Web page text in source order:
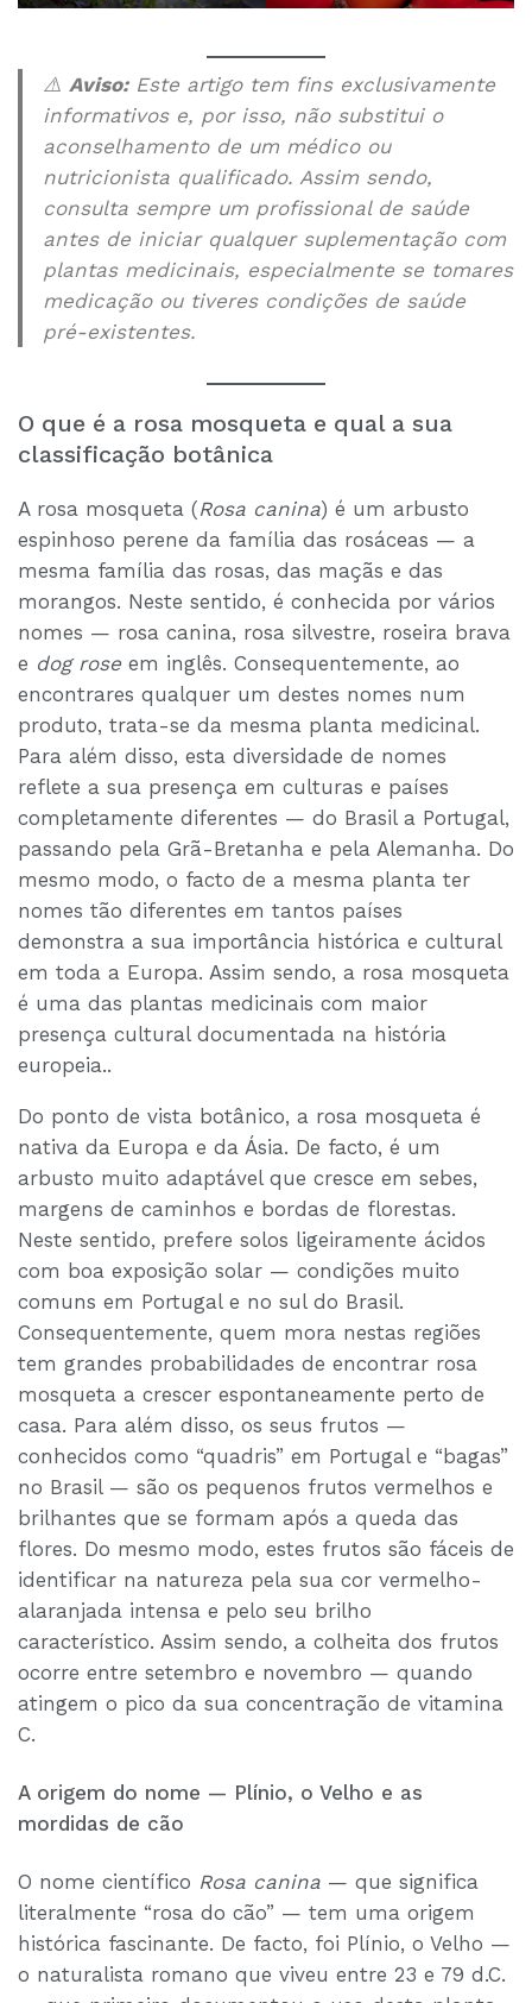
⚠️ Aviso:Este artigo tem fins exclusivamente
informativos e, por isso, não substitui o
aconselhamento de um médico ou
nutricionista qualificado. Assim sendo,
consulta sempre um profissional de saúde
antes de iniciar qualquer suplementação com
plantas medicinais, especialmente se tomares
medicação ou tiveres condições de saúde
pré-existentes.
O que é a rosa mosqueta e qual a sua
classificação botânica
A rosa mosqueta (Rosa canina) é um arbusto
espinhoso perene da família das rosáceas — a
mesma família das rosas, das maçãs e das
morangos. Neste sentido, é conhecida por vários
nomes — rosa canina, rosa silvestre, roseira brava
e dog rose em inglês. Consequentemente, ao
encontrares qualquer um destes nomes num
produto, trata-se da mesma planta medicinal.
Para além disso, esta diversidade de nomes
reflete a sua presença em culturas e países
completamente diferentes — do Brasil a Portugal,
passando pela Grã-Bretanha e pela Alemanha. Do
mesmo modo, o facto de a mesma planta ter
nomes tão diferentes em tantos países
demonstra a sua importância histórica e cultural
em toda a Europa. Assim sendo, a rosa mosqueta
é uma das plantas medicinais com maior
presença cultural documentada na história
europeia..
Do ponto de vista botânico, a rosa mosqueta é
nativa da Europa e da Ásia. De facto, é um
arbusto muito adaptável que cresce em sebes,
margens de caminhos e bordas de florestas.
Neste sentido, prefere solos ligeiramente ácidos
com boa exposição solar — condições muito
comuns em Portugal e no sul do Brasil.
Consequentemente, quem mora nestas regiões
tem grandes probabilidades de encontrar rosa
mosqueta a crescer espontaneamente perto de
casa. Para além disso, os seus frutos —
conhecidos como “quadris” em Portugal e “bagas”
no Brasil — são os pequenos frutos vermelhos e
brilhantes que se formam após a queda das
flores. Do mesmo modo, estes frutos são fáceis de
identificar na natureza pela sua cor vermelho-
alaranjada intensa e pelo seu brilho
característico. Assim sendo, a colheita dos frutos
ocorre entre setembro e novembro — quando
atingem o pico da sua concentração de vitamina
C.
A origem do nome — Plínio, o Velho e as
mordidas de cão
O nome científico Rosa canina — que significa
literalmente “rosa do cão” — tem uma origem
histórica fascinante. De facto, foi Plínio, o Velho —
o naturalista romano que viveu entre 23 e 79 d.C.